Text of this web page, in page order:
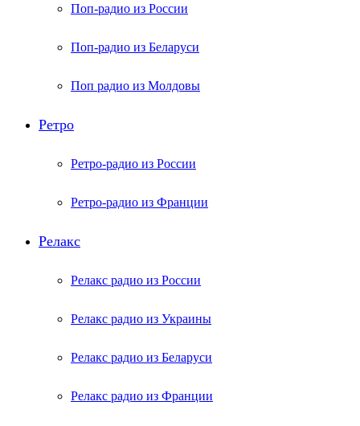
Поп-радио из России
Поп-радио из Беларуси
Поп радио из Молдовы
Ретро
Ретро-радио из России
Ретро-радио из Франции
Релакс
Релакс радио из России
Релакс радио из Украины
Релакс радио из Беларуси
Релакс радио из Франции